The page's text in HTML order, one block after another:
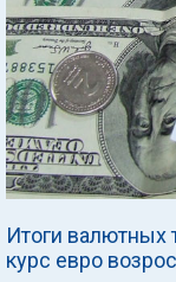
Итоги валютных
курс евро возрос